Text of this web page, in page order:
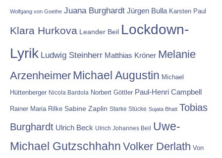
Wolfgang von Goethe Juana Burghardt Jürgen Bulla Karsten Paul
Klara Hurkova Leander Beil Lockdown-
Lyrik Ludwig Steinherr Matthias Kröner Melanie
Arzenheimer Michael Augustin Michael
Hüttenberger Nicola Bardola Norbert Göttler Paul-Henri Campbell
Rainer Maria Rilke Sabine Zaplin Starke Stücke Sujata Bhatt Tobias
Burghardt Ulrich Beck Ulrich Johannes Beil Uwe-
Michael Gutzschhahn Volker Derlath Von